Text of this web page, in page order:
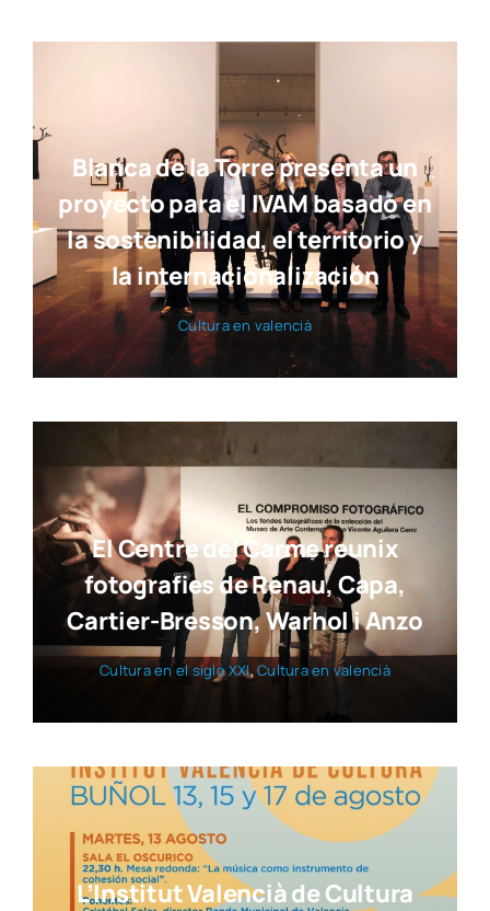
Blanca de la Torre presenta un
proyecto para el IVAM basado en
la sostenibilidad, el territorio y
la internacionalización
Cul­tu­ra en valen­cià
El Centre del Carme reunix
fotografies de Renau, Capa,
Cartier-Bresson, Warhol i Anzo
Cul­tu­ra en el siglo XXI,Cul­tu­ra en valen­cià
L’Institut Valencià de Cultura